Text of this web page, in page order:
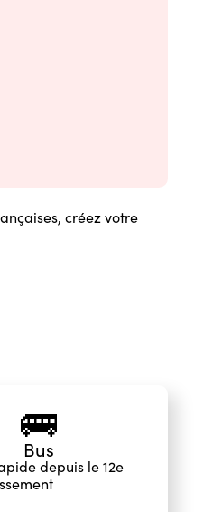
créez votre
🚌
Bus
depuis le 12e